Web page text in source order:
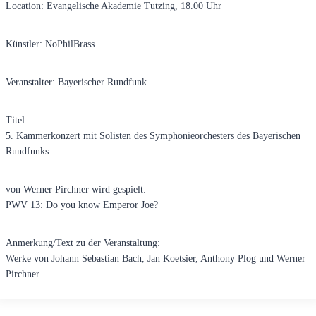
Location: Evangelische Akademie Tutzing, 18.00 Uhr
Künstler: NoPhilBrass
Veranstalter: Bayerischer Rundfunk
Titel:
5. Kammerkonzert mit Solisten des Symphonieorchesters des Bayerischen
Rundfunks
von Werner Pirchner wird gespielt:
PWV 13: Do you know Emperor Joe?
Anmerkung/Text zu der Veranstaltung:
Werke von Johann Sebastian Bach, Jan Koetsier, Anthony Plog und Werner
Pirchner